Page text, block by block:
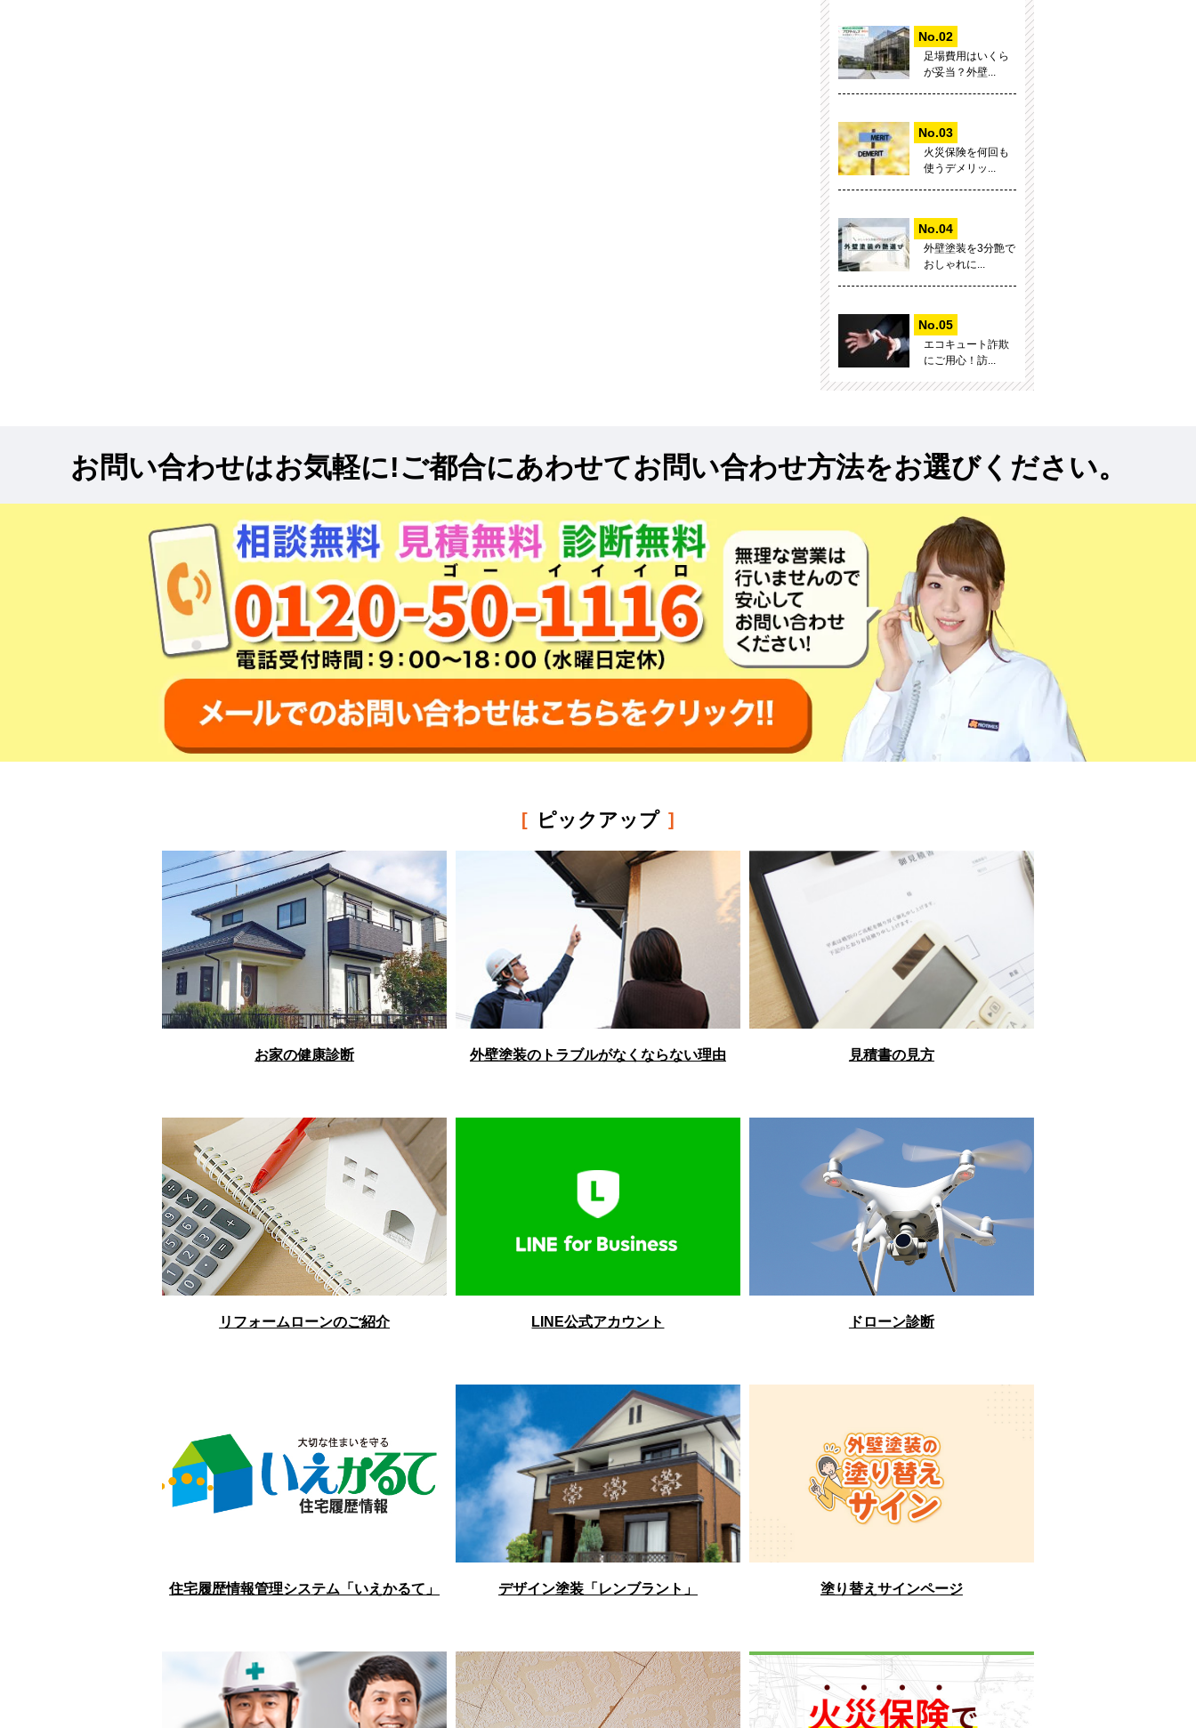
足場費用はいくら
が妥当？外壁...
火災保険を何回も
使うデメリッ...
外壁塗装を3分艶で
おしゃれに...
エコキュート詐欺
にご用心！訪...
お問い合わせはお気軽に!ご都合にあわせてお問い合わせ方法をお選びください。
[ ピックアップ ]
お家の健康診断 外壁塗装のトラブルがなくならない理由 見積書の見方
リフォームローンのご紹介 LINE公式アカウント ドローン診断
住宅履歴情報管理システム「いえかるて」 デザイン塗装「レンブラント」 塗り替えサインページ